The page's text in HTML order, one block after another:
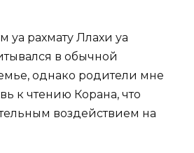
уа рахмату Ллахи уа
в обычной
однако родители мне
к чтению Корана, что
воздействием на